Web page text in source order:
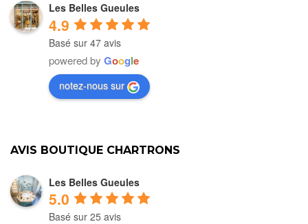
Les Belles Gueules
4.9
Basé sur 47 avis
powered by Google
notez-nous sur
AVIS BOUTIQUE CHARTRONS
Les Belles Gueules
5.0
Basé sur 25 avis